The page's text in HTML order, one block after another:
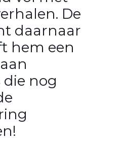
De
daarnaar
hem een
nog